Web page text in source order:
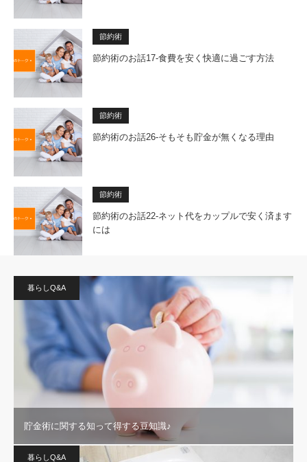
節約術
節約術のお話17-食費を安く快適に過ごす方法
節約術
節約術のお話26-そもそも貯金が無くなる理由
節約術
節約術のお話22-ネット代をカップルで安く済ます
には
暮らしQ&A
貯金術に関する知って得する豆知識♪
暮らしQ&A